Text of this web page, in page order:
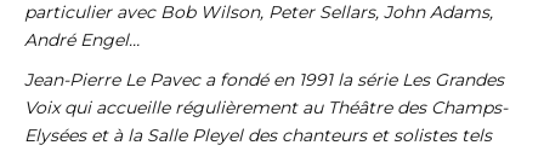
particulier avec Bob Wilson, Peter Sellars, John Adams,
André Engel…
Jean-Pierre Le Pavec a fondé en 1991 la série Les Grandes
Voix qui accueille régulièrement au Théâtre des Champs-
Elysées et à la Salle Pleyel des chanteurs et solistes tels